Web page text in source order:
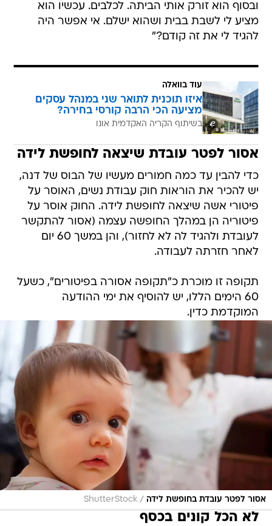
ובסוף הוא זורק אותי הביתה. לכלבים. עכשיו הוא
מציע לי לשבת בבית ושהוא ישלם. אי אפשר היה
להגיד לי את זה קודם?"
עוד בוואלה
איזו תוכנית לתואר שני במנהל עסקים
מציעה הכי הרבה קורסי בחירה?
בשיתוף הקריה האקדמית אונו
אסור לפטר עובדת שיצאה לחופשת לידה
כדי להבין עד כמה חמורים מעשיו של הבוס של דנה,
יש להכיר את הוראות חוק עבודת נשים, האוסר על
פיטורי אשה שיצאה לחופשת לידה. החוק אוסר על
פיטוריה הן במהלך החופשה עצמה (אסור להתקשר
לעובדת ולהגיד לה לא לחזור), והן במשך 60 יום
לאחר חזרתה לעבודה.
תקופה זו מוכרת כ"תקופה אסורה בפיטורים", כשעל
60 הימים הללו, יש להוסיף את ימי ההודעה
המוקדמת כדין.
אסור לפטר עובדת בחופשת לידה /
ShutterStock
לא הכל קונים בכסף